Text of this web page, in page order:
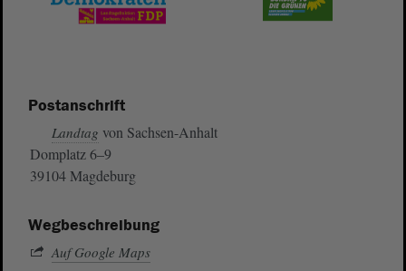
Postanschrift
Landtag von Sachsen-Anhalt
Domplatz 6–9
39104 Magdeburg
Wegbeschreibung
Auf Google Maps